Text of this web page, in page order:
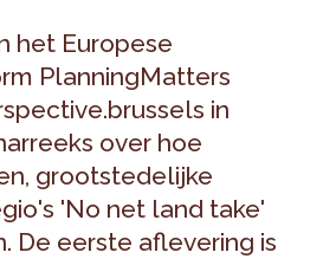
het Europese
PlanningMatters
in
over hoe
grootstedelijke
'No net land take'
De eerste aflevering is